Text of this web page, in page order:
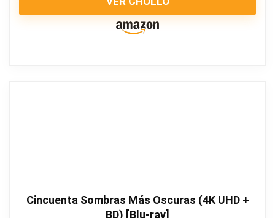
Cincuenta Sombras Más Oscuras (4K UHD +
BD) [Blu-ray]